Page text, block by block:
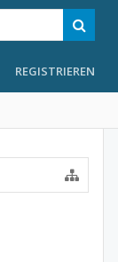
REGISTRIEREN